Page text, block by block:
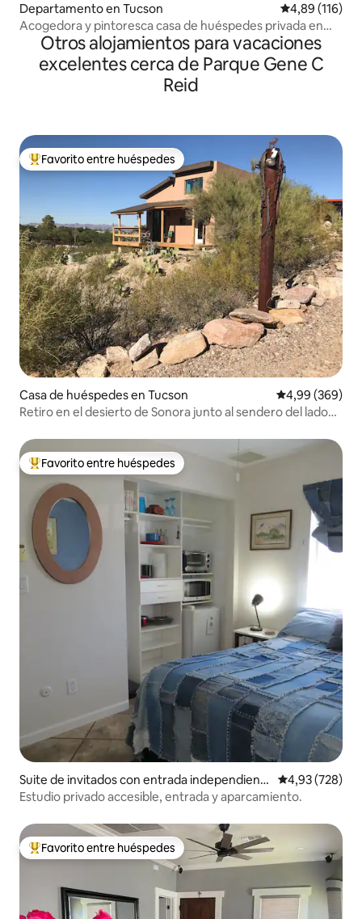
Departamento en Tucson Calificación
4,89 (116)
Acogedora y pintoresca casa de huéspedes privada en
4th Ave
Otros alojamientos para vacaciones
excelentes cerca de Parque Gene C
Reid
Favorito entre los huéspedes más destacados
Favorito entre huéspedes
Casa de huéspedes en Tucson Calificación
4,99 (369)
Retiro en el desierto de Sonora junto al sendero del lado
Favorito entre los huéspedes más destacados
Favorito entre huéspedes
Suite de invitados con entrada independient
e en Tucson
Calificación
4,93 (728)
Estudio privado accesible, entrada y aparcamiento.
Favorito entre los huéspedes más destacados
Favorito entre huéspedes